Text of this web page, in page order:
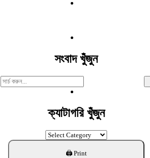
সংবাদ খুঁজুন
Search
For:
ক্যাটাগরি খুঁজুন
ক্যাটাগরি
খুঁজুন